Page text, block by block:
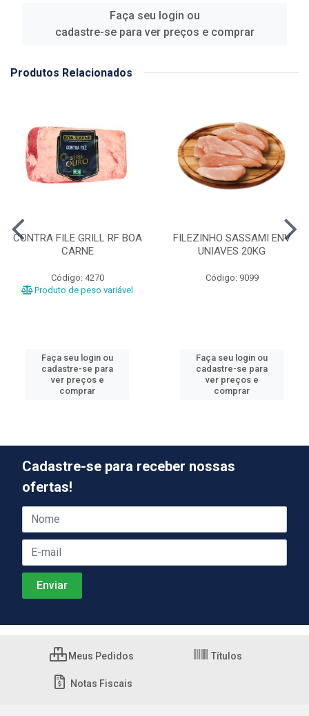
Faça seu login ou
cadastre-se para ver preços e comprar
Produtos Relacionados
CONTRA FILE GRILL RF BOA
CARNE
Código: 4270
Produto de peso variável
Faça seu login ou
cadastre-se para
ver preços e
comprar
FILEZINHO SASSAMI ENV
UNIAVES 20KG
Código: 9099
Faça seu login ou
cadastre-se para
ver preços e
comprar
Cadastre-se para receber nossas
ofertas!
Meus Pedidos Títulos
Notas Fiscais